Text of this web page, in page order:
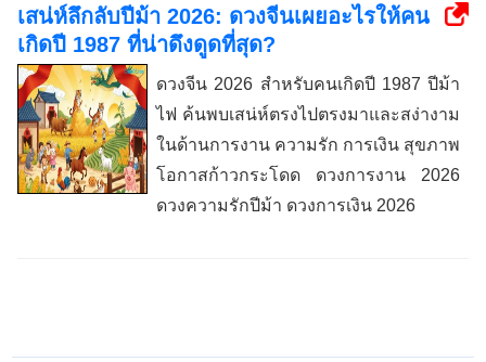
เสน่ห์ลึกลับปีม้า 2026: ดวงจีนเผยอะไรให้คน
เกิดปี 1987 ที่น่าดึงดูดที่สุด?
ดวงจีน 2026 สำหรับคนเกิดปี 1987 ปีม้า
ไฟ ค้นพบเสน่ห์ตรงไปตรงมาและสง่างาม
ในด้านการงาน ความรัก การเงิน สุขภาพ
โอกาสก้าวกระโดด ดวงการงาน 2026
ดวงความรักปีม้า ดวงการเงิน 2026